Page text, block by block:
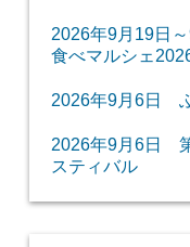
2026年9月19日
食べマルシェ
2026年9月6日
2026年9月6日
スティバル